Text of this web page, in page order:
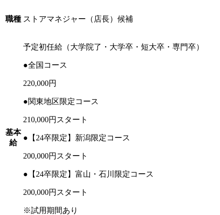
職種 ストアマネジャー（店長）候補
基本
給
予定初任給（大学院了・大学卒・短大卒・専門卒）
●全国コース
220,000円
●関東地区限定コース
210,000円スタート
●【24卒限定】新潟限定コース
200,000円スタート
●【24卒限定】富山・石川限定コース
200,000円スタート
※試用期間あり